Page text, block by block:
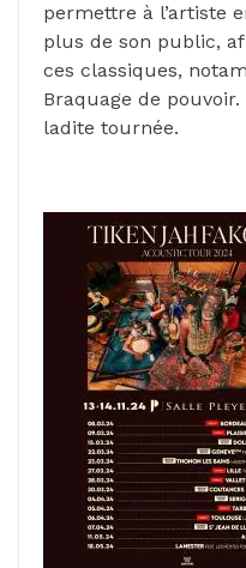
permettre à l’artiste
plus de son public,
ces classiques,
Braquage de
ladite tournée.